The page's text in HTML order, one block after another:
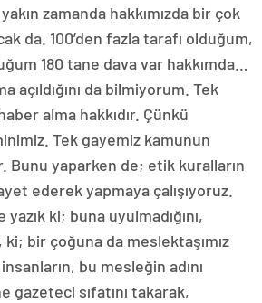
zamanda hakkımızda bir çok
da. 100’den fazla tarafı olduğum,
180 tane dava var hakkımda…
açıldığını da bilmiyorum. Tek
alma hakkıdır. Çünkü
Tek gayemiz kamunun
Bunu yaparken de; etik kuralların
ederek yapmaya çalışıyoruz.
ki; buna uyulmadığını,
ki; bir çoğuna da meslektaşımız
bu mesleğin adını
gazeteci sıfatını takarak,